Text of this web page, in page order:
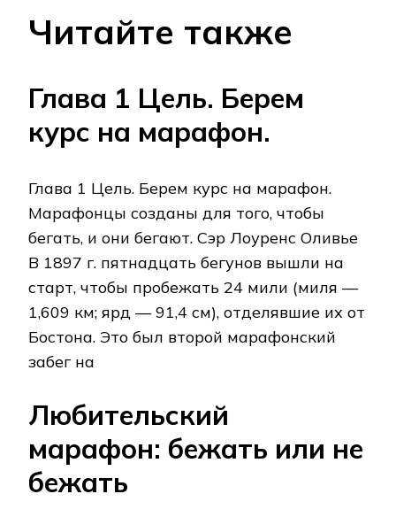
Читайте также
Глава 1 Цель. Берем
курс на марафон.
Глава 1 Цель. Берем курс на марафон.
Марафонцы созданы для того, чтобы
бегать, и они бегают. Сэр Лоуренс Оливье
В 1897 г. пятнадцать бегунов вышли на
старт, чтобы пробежать 24 мили (миля —
1,609 км; ярд — 91,4 см), отделявшие их от
Бостона. Это был второй марафонский
забег на
Любительский
марафон: бежать или не
бежать